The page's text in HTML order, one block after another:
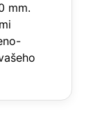
mm.